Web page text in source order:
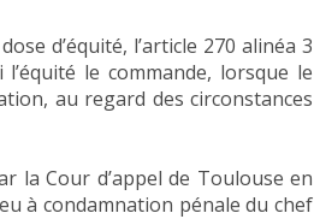
d’équité, l’article 270 alinéa 3
l’équité le commande, lorsque le
au regard des circonstances
la Cour d’appel de Toulouse en
à condamnation pénale du chef